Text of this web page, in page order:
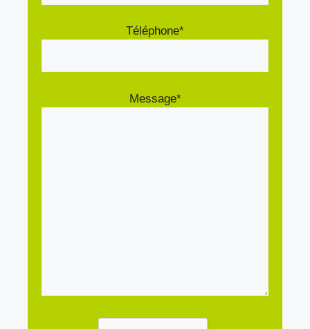
Téléphone*
Message*